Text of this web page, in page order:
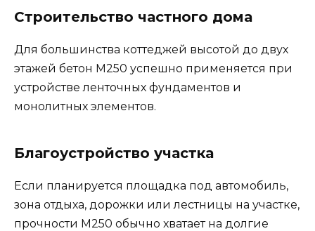
Строительство частного дома
Для большинства коттеджей высотой до двух
этажей бетон М250 успешно применяется при
устройстве ленточных фундаментов и
монолитных элементов.
Благоустройство участка
Если планируется площадка под автомобиль,
зона отдыха, дорожки или лестницы на участке,
прочности М250 обычно хватает на долгие